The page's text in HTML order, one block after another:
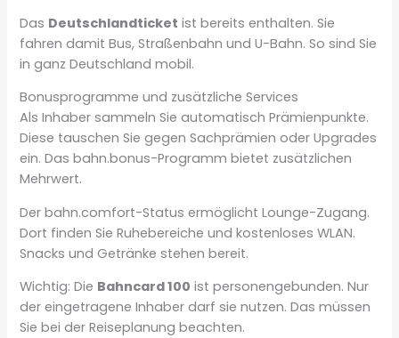
Das Deutschlandticket ist bereits enthalten. Sie
fahren damit Bus, Straßenbahn und U-Bahn. So sind Sie
in ganz Deutschland mobil.
Bonusprogramme und zusätzliche Services
Als Inhaber sammeln Sie automatisch Prämienpunkte.
Diese tauschen Sie gegen Sachprämien oder Upgrades
ein. Das bahn.bonus-Programm bietet zusätzlichen
Mehrwert.
Der bahn.comfort-Status ermöglicht Lounge-Zugang.
Dort finden Sie Ruhebereiche und kostenloses WLAN.
Snacks und Getränke stehen bereit.
Wichtig: Die Bahncard 100 ist personengebunden. Nur
der eingetragene Inhaber darf sie nutzen. Das müssen
Sie bei der Reiseplanung beachten.